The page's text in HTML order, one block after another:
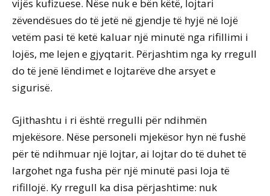
vijës kufizuese. Nëse nuk e bën këtë, lojtari
zëvendësues do të jetë në gjendje të hyjë në lojë
vetëm pasi të ketë kaluar një minutë nga rifillimi i
lojës, me lejen e gjyqtarit. Përjashtim nga ky rregull
do të jenë lëndimet e lojtarëve dhe arsyet e
sigurisë.
Gjithashtu i ri është rregulli për ndihmën
mjekësore. Nëse personeli mjekësor hyn në fushë
për të ndihmuar një lojtar, ai lojtar do të duhet të
largohet nga fusha për një minutë pasi loja të
rifillojë. Ky rregull ka disa përjashtime: nuk